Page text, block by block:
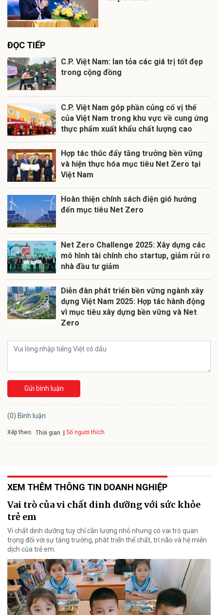
ĐỌC TIẾP
C.P. Việt Nam: lan tỏa các giá trị tốt đẹp
trong cộng đồng
C.P. Việt Nam góp phần củng cố vị thế
của Việt Nam trong khu vực về cung ứng
thực phẩm xuất khẩu chất lượng cao
Hợp tác thúc đẩy tăng trưởng bền vững
và hiện thực hóa mục tiêu Net Zero tại
Việt Nam
Hoàn thiện chính sách điện gió hướng
đến mục tiêu Net Zero
Net Zero Challenge 2025: Xây dựng các
mô hình tài chính cho startup, giảm rủi ro
nhà đầu tư giảm
Diễn đàn phát triển bền vững ngành xây
dựng Việt Nam 2025: Hợp tác hành động
vì mục tiêu xây dựng bền vững và Net
Zero
Gửi bình luận
(0) Bình luận
Xếp theo: Thời gian Số người thích
XEM THÊM THÔNG TIN DOANH NGHIỆP
Vai trò của vi chất dinh dưỡng với sức khỏe
trẻ em
Vi chất dinh dưỡng tuy chỉ cần lượng nhỏ nhưng có vai trò quan
trọng đối với sự tăng trưởng, phát triển thể chất, trí não và hệ miễn
dịch của trẻ em.